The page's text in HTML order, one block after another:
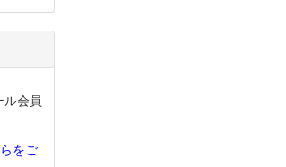
会員
をご